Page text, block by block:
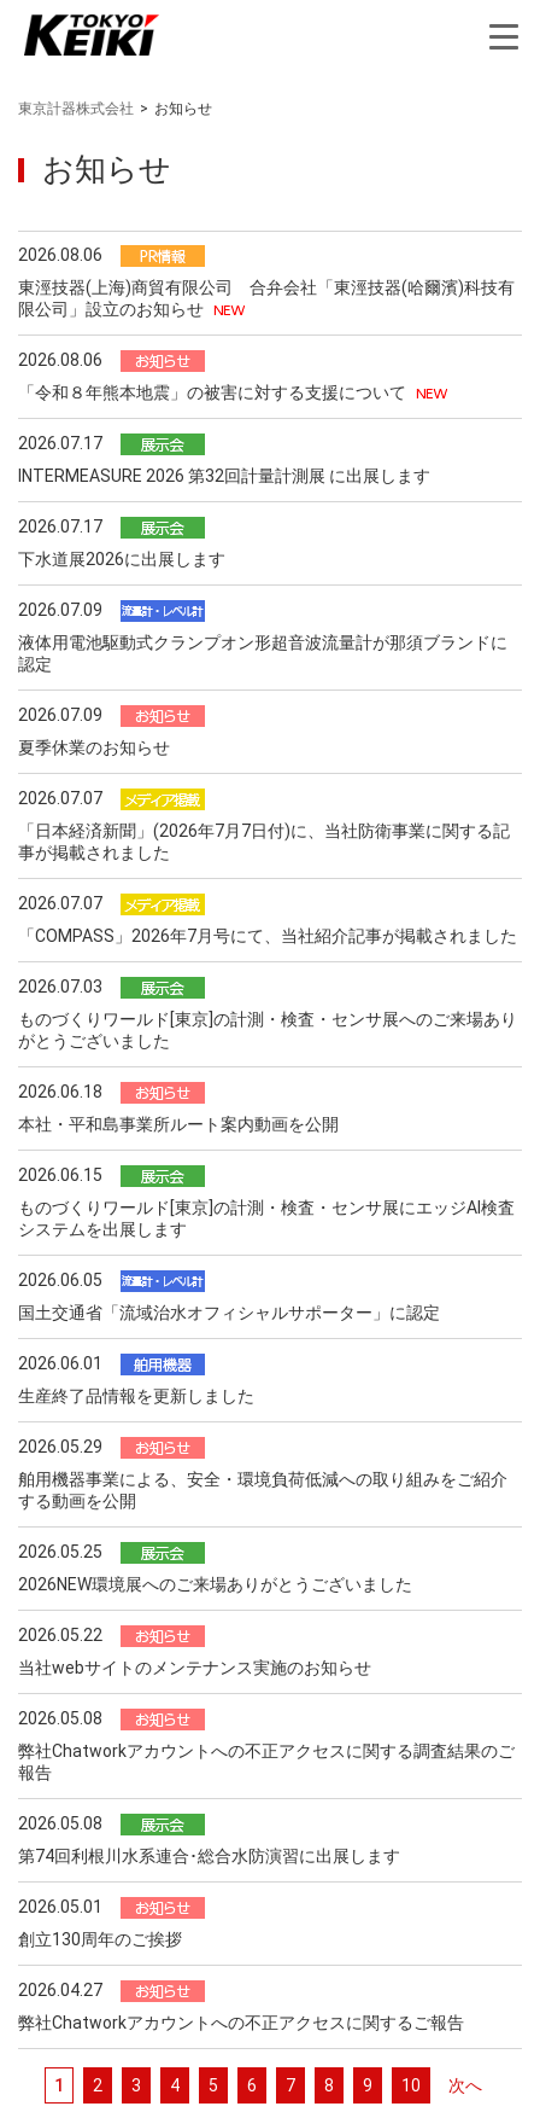
東京計器株式会社 > お知らせ
お知らせ
2026.08.06
東涇技器(上海)商貿有限公司 合弁会社「東涇技器(哈爾濱)科技有
限公司」設立のお知らせ
2026.08.06
「令和８年熊本地震」の被害に対する支援について
2026.07.17
INTERMEASURE 2026 第32回計量計測展 に出展します
2026.07.17
下水道展2026に出展します
2026.07.09
液体用電池駆動式クランプオン形超音波流量計が那須ブランドに
認定
2026.07.09
夏季休業のお知らせ
2026.07.07
「日本経済新聞」(2026年7月7日付)に、当社防衛事業に関する記
事が掲載されました
2026.07.07
「COMPASS」2026年7月号にて、当社紹介記事が掲載されました
2026.07.03
ものづくりワールド[東京]の計測・検査・センサ展へのご来場あり
がとうございました
2026.06.18
本社・平和島事業所ルート案内動画を公開
2026.06.15
ものづくりワールド[東京]の計測・検査・センサ展にエッジAI検査
システムを出展します
2026.06.05
国土交通省「流域治水オフィシャルサポーター」に認定
2026.06.01
生産終了品情報を更新しました
2026.05.29
舶用機器事業による、安全・環境負荷低減への取り組みをご紹介
する動画を公開
2026.05.25
2026NEW環境展へのご来場ありがとうございました
2026.05.22
当社webサイトのメンテナンス実施のお知らせ
2026.05.08
弊社Chatworkアカウントへの不正アクセスに関する調査結果のご
報告
2026.05.08
第74回利根川水系連合･総合水防演習に出展します
2026.05.01
創立130周年のご挨拶
2026.04.27
弊社Chatworkアカウントへの不正アクセスに関するご報告
1 2 3 4 5 6 7 8 9 10 次へ